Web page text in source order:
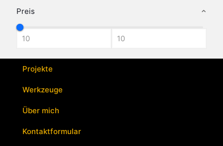
Preis
Projekte
Werkzeuge
Über mich
Kontaktformular